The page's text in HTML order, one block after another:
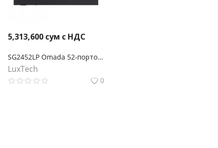
5,313,600 сум с НДС
SG2452LP Omada 52‑портовый гигабитный управляемый коммутатор Smart с 32 портами PoE+
LuxTech
0